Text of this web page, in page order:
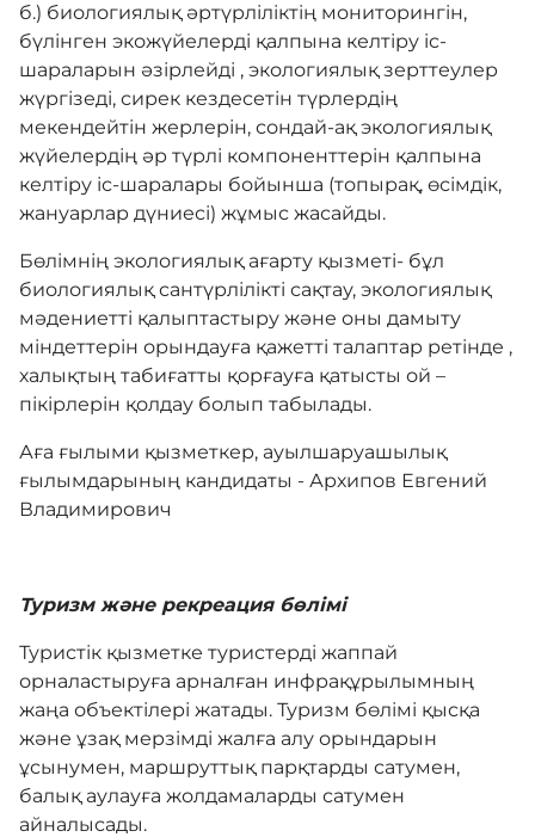
б.) биологиялық әртүрліліктің мониторингін,
бүлінген экожүйелерді қалпына келтіру іс-
шараларын әзірлейді , экологиялық зерттеулер
жүргізеді, сирек кездесетін түрлердің
мекендейтін жерлерін, сондай-ақ экологиялық
жүйелердің әр түрлі компоненттерін қалпына
келтіру іс-шаралары бойынша (топырақ, өсімдік,
жануарлар дүниесі) жұмыс жасайды.
Бөлімнің экологиялық ағарту қызметі- бұл
биологиялық сантүрлілікті сақтау, экологиялық
мәдениетті қалыптастыру және оны дамыту
міндеттерін орындауға қажетті талаптар ретінде ,
халықтың табиғатты қорғауға қатысты ой –
пікірлерін қолдау болып табылады.
Аға ғылыми қызметкер, ауылшаруашылық
ғылымдарының кандидаты - Архипов Евгений
Владимирович
Туризм және рекреация бөлімі
Туристік қызметке туристерді жаппай
орналастыруға арналған инфрақұрылымның
жаңа объектілері жатады. Туризм бөлімі қысқа
және ұзақ мерзімді жалға алу орындарын
ұсынумен, маршруттық парқтарды сатумен,
балық аулауға жолдамаларды сатумен
айналысады.